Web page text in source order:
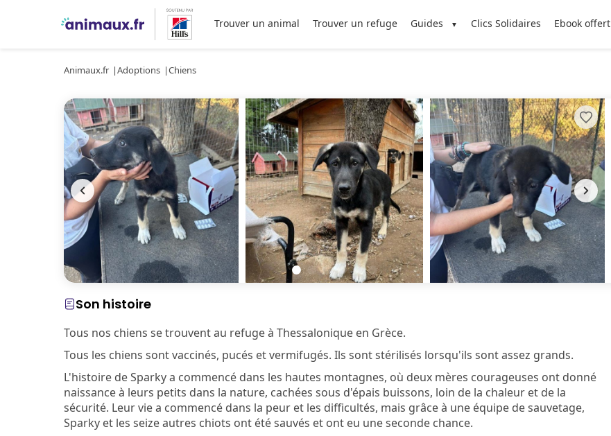
Trouver un animal Trouver un refuge Guides Clics Solidaires Ebook offert
Animaux.fr Adoptions Chiens
Son histoire
Tous nos chiens se trouvent au refuge à Thessalonique en Grèce.
Tous les chiens sont vaccinés, pucés et vermifugés. Ils sont stérilisés lorsqu'ils sont assez grands.
L'histoire de Sparky a commencé dans les hautes montagnes, où deux mères courageuses ont donné
naissance à leurs petits dans la nature, cachées sous d'épais buissons, loin de la chaleur et de la
sécurité. Leur vie a commencé dans la peur et les difficultés, mais grâce à une équipe de sauvetage,
Sparky et les seize autres chiots ont été sauvés et ont eu une seconde chance.